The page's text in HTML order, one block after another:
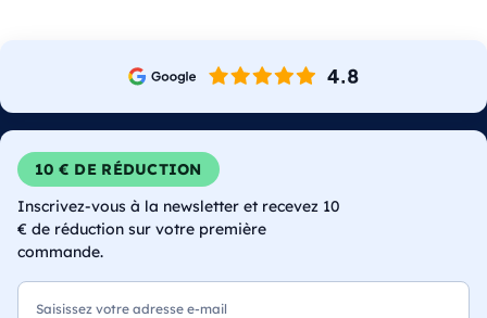
10 € DE RÉDUCTION
Inscrivez-vous à la newsletter et recevez 10
€ de réduction sur votre première
commande.
E-mail